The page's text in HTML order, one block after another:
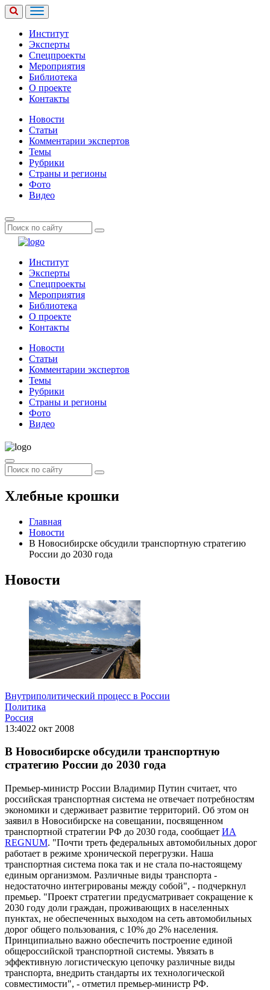
Институт
Эксперты
Спецпроекты
Мероприятия
Библиотека
О проекте
Контакты
Новости
Статьи
Комментарии экспертов
Темы
Рубрики
Страны и регионы
Фото
Видео
Институт
Эксперты
Спецпроекты
Мероприятия
Библиотека
О проекте
Контакты
Новости
Статьи
Комментарии экспертов
Темы
Рубрики
Страны и регионы
Фото
Видео
Хлебные крошки
Главная
Новости
В Новосибирске обсудили транспортную стратегию
России до 2030 года
Новости
Внутриполитический процесс в России
Политика
Россия
13:4022 окт 2008
В Новосибирске обсудили транспортную
стратегию России до 2030 года
Премьер-министр России Владимир Путин считает, что
российская транспортная система не отвечает потребностям
экономики и сдерживает развитие территорий. Об этом он
заявил в Новосибирске на совещании, посвященном
транспортной стратегии РФ до 2030 года, сообщает ИА
REGNUM. "Почти треть федеральных автомобильных дорог
работает в режиме хронической перегрузки. Наша
транспортная система пока так и не стала по-настоящему
единым организмом. Различные виды транспорта -
недостаточно интегрированы между собой", - подчеркнул
премьер. "Проект стратегии предусматривает сокращение к
2030 году доли граждан, проживающих в населенных
пунктах, не обеспеченных выходом на сеть автомобильных
дорог общего пользования, с 10% до 2% населения.
Принципиально важно обеспечить построение единой
общероссийской транспортной системы. Увязать в
эффективную логистическую цепочку различные виды
транспорта, внедрить стандарты их технологической
совместимости", - отметил премьер-министр РФ.